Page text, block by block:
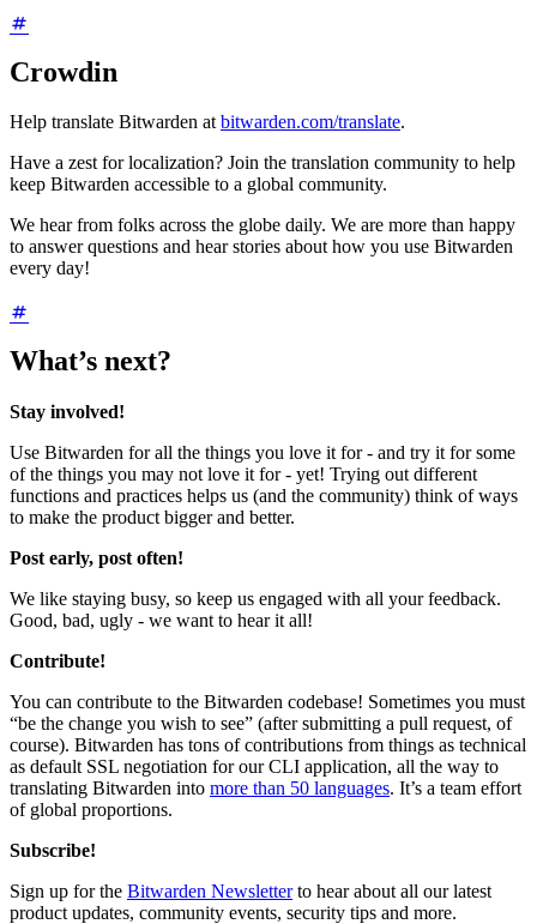
Crowdin
Help translate Bitwarden atbitwarden.com/translate.
Have a zest for localization? Join the translation community to help
keep Bitwarden accessible to a global community.
We hear from folks across the globe daily. We are more than happy
to answer questions and hear stories about how you use Bitwarden
every day!
What’s next?
Stay involved!
Use Bitwarden for all the things you love it for - and try it for some
of the things you may not love it for - yet! Trying out different
functions and practices helps us (and the community) think of ways
to make the product bigger and better.
Post early, post often!
We like staying busy, so keep us engaged with all your feedback.
Good, bad, ugly - we want to hear it all!
Contribute!
You can contribute to the Bitwarden codebase! Sometimes you must
“be the change you wish to see” (after submitting a pull request, of
course). Bitwarden has tons of contributions from things as technical
as default SSL negotiation for our CLI application, all the way to
translating Bitwarden into more than 50 languages. It’s a team effort
of global proportions.
Subscribe!
Sign up for the Bitwarden Newsletterto hear about all our latest
product updates, community events, security tips and more.